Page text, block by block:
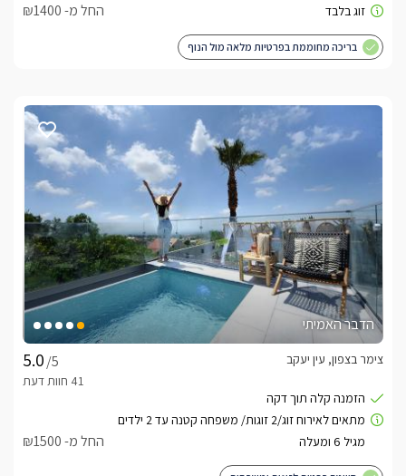
החל מ- ₪1400
בריכה מחוממת בפרטיות מלאה מול הנוף
הדבר האמיתי
/5
צימר בצפון, עין יעקב
החל מ- ₪1500